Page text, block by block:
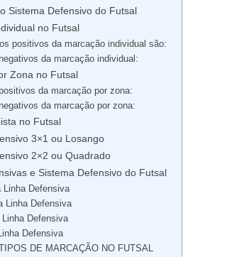
Sistema Defensivo do Futsal
no Futsal
positivos da marcação individual são:
da marcação individual:
Zona no Futsal
da marcação por zona:
da marcação por zona:
no Futsal
3×1 ou Losango
2×2 ou Quadrado
e Sistema Defensivo do Futsal
Linha Defensiva
Linha Defensiva
Linha Defensiva
Defensiva
DE MARCAÇÃO NO FUTSAL